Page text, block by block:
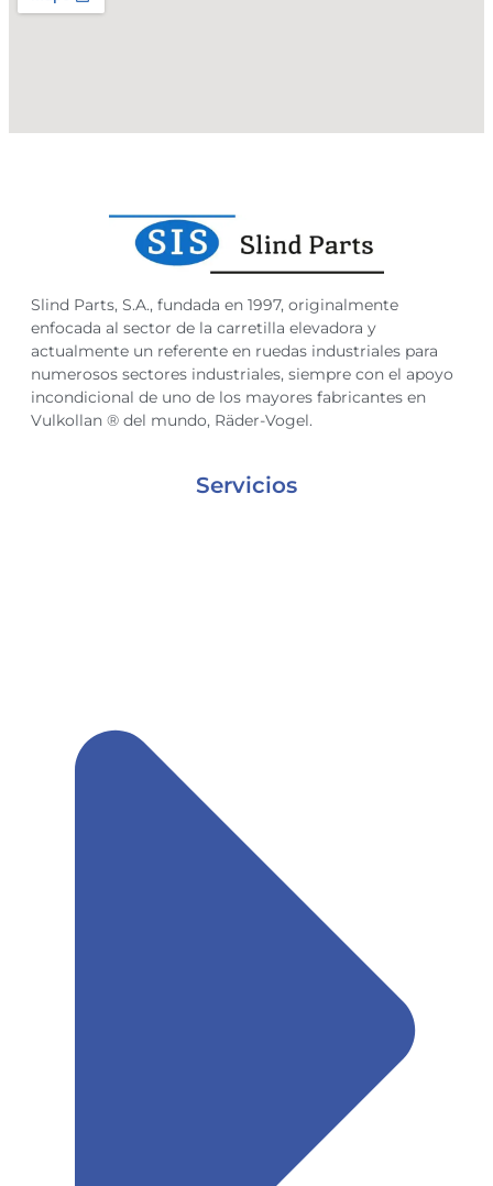
Slind Parts, S.A., fundada en 1997, originalmente
enfocada al sector de la carretilla elevadora y
actualmente un referente en ruedas industriales para
numerosos sectores industriales, siempre con el apoyo
incondicional de uno de los mayores fabricantes en
Vulkollan ® del mundo, Räder-Vogel.
Servicios